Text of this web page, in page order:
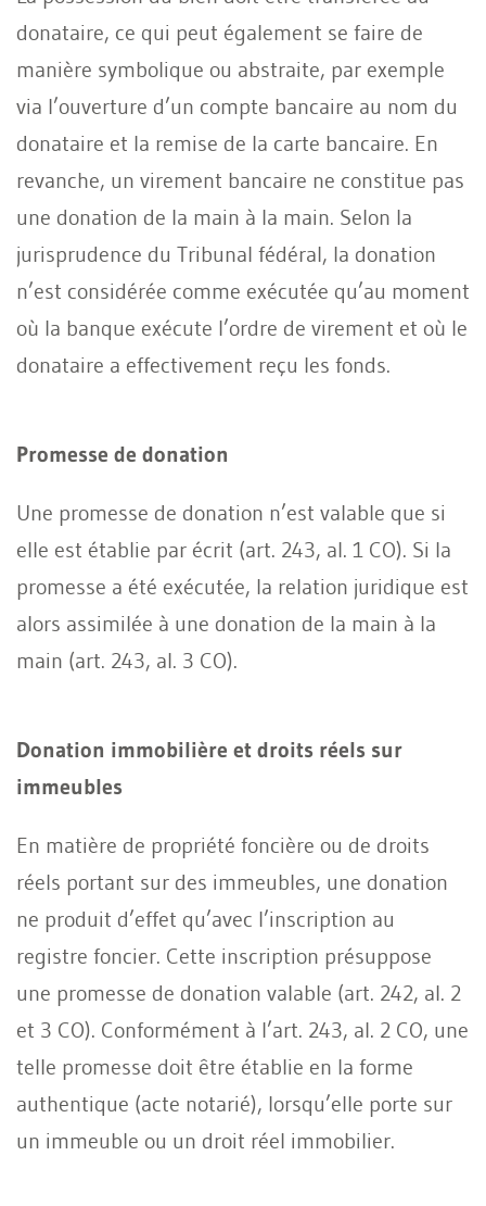
donataire, ce qui peut également se faire de
manière symbolique ou abstraite, par exemple
via l’ouverture d’un compte bancaire au nom du
donataire et la remise de la carte bancaire. En
revanche, un virement bancaire ne constitue pas
une donation de la main à la main. Selon la
jurisprudence du Tribunal fédéral, la donation
n’est considérée comme exécutée qu’au moment
où la banque exécute l’ordre de virement et où le
donataire a effectivement reçu les fonds.
Promesse de donation
Une promesse de donation n’est valable que si
elle est établie par écrit (art. 243, al. 1 CO). Si la
promesse a été exécutée, la relation juridique est
alors assimilée à une donation de la main à la
main (art. 243, al. 3 CO).
Donation immobilière et droits réels sur
immeubles
En matière de propriété foncière ou de droits
réels portant sur des immeubles, une donation
ne produit d’effet qu’avec l’inscription au
registre foncier. Cette inscription présuppose
une promesse de donation valable (art. 242, al. 2
et 3 CO). Conformément à l’art. 243, al. 2 CO, une
telle promesse doit être établie en la forme
authentique (acte notarié), lorsqu’elle porte sur
un immeuble ou un droit réel immobilier.